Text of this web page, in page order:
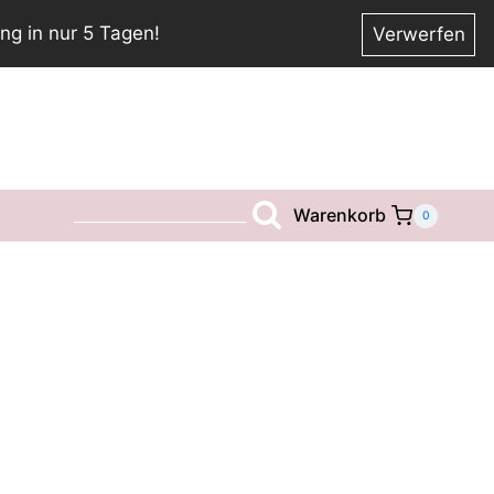
in nur 5 Tagen! Verwerfen
Warenkorb 0